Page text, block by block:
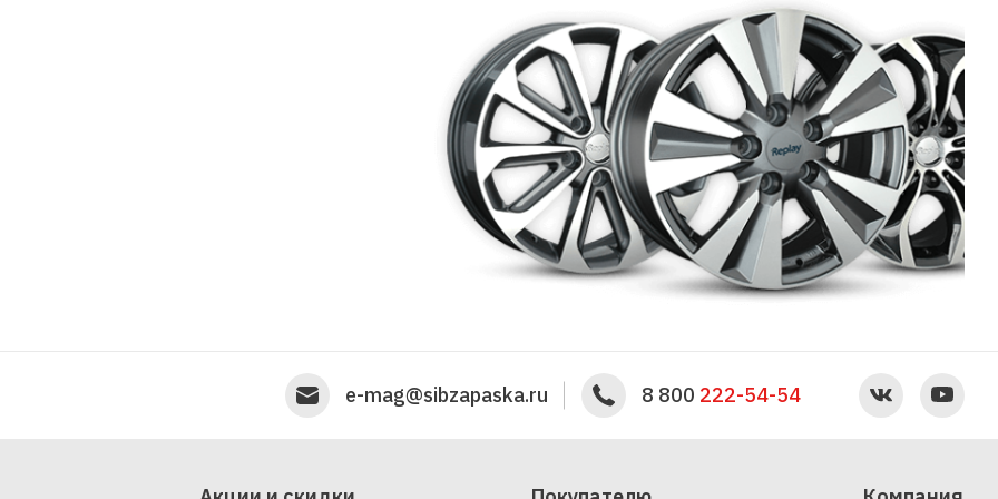
e-mag@sibzapaska.ru 8 800 222-54-54